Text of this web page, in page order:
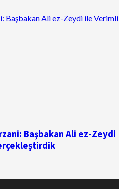
Başbakan Ali ez-Zeydi ile Verimli
Başbakan Ali ez-Zeydi